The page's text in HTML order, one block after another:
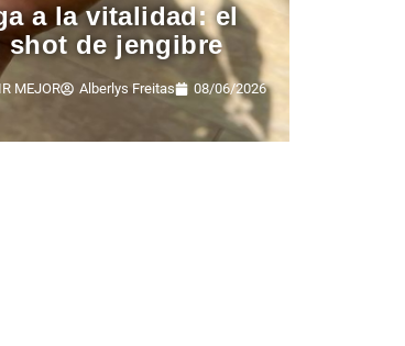
a la vitalidad: el
shot de jengibre
MEJOR Alberlys Freitas 08/06/2026